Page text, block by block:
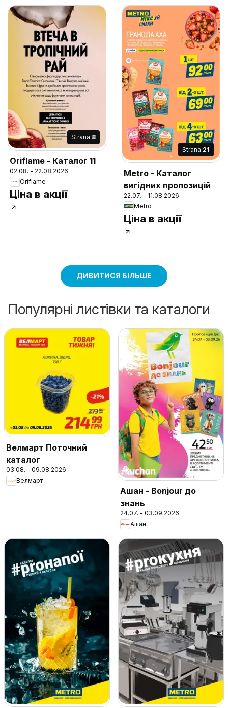
Strana 8
Oriflame - Каталог 11
02.08. - 22.08.2026
Oriflame
Ціна в акції
Strana 21
Metro - Каталог
вигідних пропозицій
22.07. - 11.08.2026
Metro
Ціна в акції
ДИВИТИСЯ БІЛЬШЕ
Популярні листівки та каталоги
Велмарт Поточний
каталог
03.08. - 09.08.2026
Велмарт
Ашан - Bonjour до
знань
24.07. - 03.09.2026
Ашан